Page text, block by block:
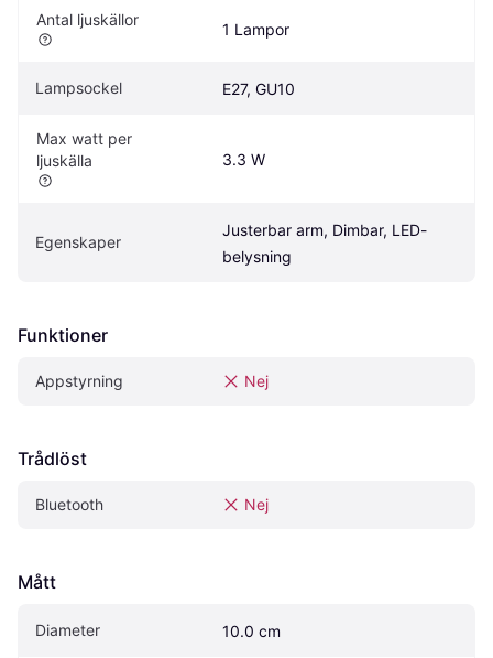
Antal ljuskällor
1 Lampor
Lampsockel E27, GU10
Max watt per
ljuskälla
3.3 W
Egenskaper
Justerbar arm, Dimbar, LED-
belysning
Funktioner
Appstyrning Nej
Trådlöst
Bluetooth Nej
Mått
Diameter 10.0 cm